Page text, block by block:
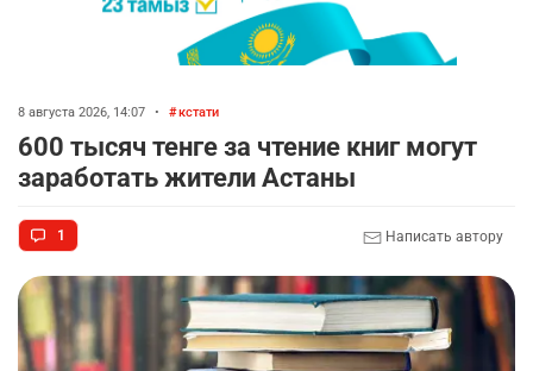
8 августа 2026, 14:07 • кстати
600 тысяч тенге за чтение книг могут
заработать жители Астаны
1 Написать автору